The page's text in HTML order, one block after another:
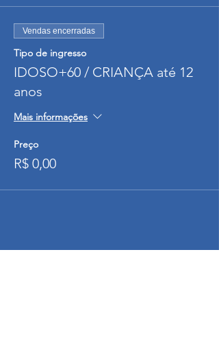
Vendas encerradas
Tipo de ingresso
IDOSO+60 / CRIANÇA até 12
anos
Mais informações
Preço
R$ 0,00